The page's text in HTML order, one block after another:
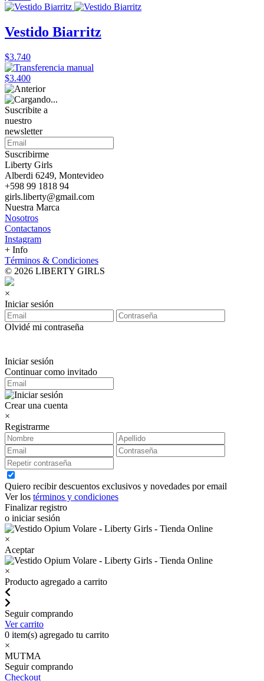
Vestido Biarritz
$3.740
$3.400
Suscribite a
nuestro
newsletter
Suscribirme
Liberty Girls
Alberdi 6249, Montevideo
+598 99 1818 94
girls.liberty@gmail.com
Nuestra Marca
Nosotros
Contactanos
Instagram
+ Info
Términos & Condiciones
© 2026 LIBERTY GIRLS
×
Iniciar sesión
Olvidé mi contraseña
Iniciar sesión
Continuar como invitado
Crear una cuenta
×
Registrarme
Quiero recibir descuentos exclusivos y novedades por email
Ver los términos y condiciones
Finalizar registro
o iniciar sesión
×
Aceptar
×
Producto agregado a carrito
Seguir comprando
Ver carrito
0 item(s) agregado tu carrito
×
MUTMA
Seguir comprando
Checkout